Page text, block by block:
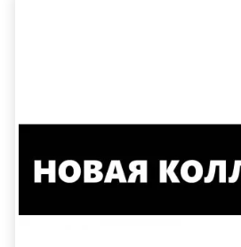
активно подавляет вибрации и
Лыжи комплектуются цеховыми
юниоров.